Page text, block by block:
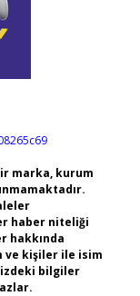
marka, kurum
haber niteliği
hakkında
ve kişiler ile isim
bilgiler